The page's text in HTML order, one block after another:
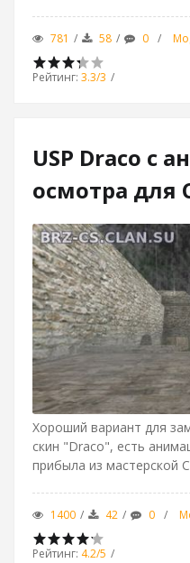
781 58 0
Рейтинг: 3.3/3
USP Draco с
осмотра для
Хороший вариант для
скин "Draco", есть
прибыла из мастерской
1400 42 0
Рейтинг: 4.2/5